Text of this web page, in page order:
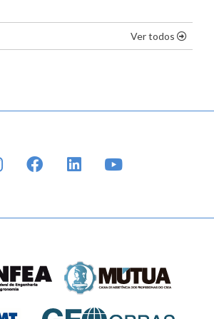
Ver todos os
INSTAGRAMFACEBOOKLINKEDIN